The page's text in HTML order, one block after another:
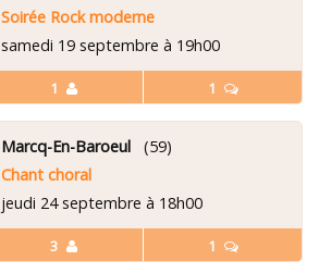
1 1
Soirée Rock moderne
samedi 19 septembre à 19h00
3 1
Marcq-En-Baroeul(59)
Chant choral
jeudi 24 septembre à 18h00